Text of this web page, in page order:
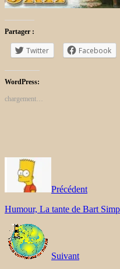
Partager :
Twitter Facebook
WordPress:
chargement…
Précédent
Humour, La tante de Bart
Suivant